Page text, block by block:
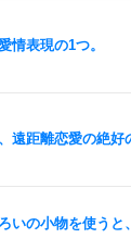
情表現の1つ。
遠距離恋愛の絶好
いの小物を使うと